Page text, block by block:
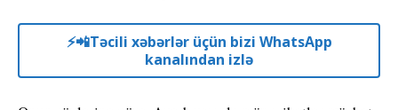
⚡️📲Təcili xəbərlər üçün bizi WhatsApp
kanalından izlə